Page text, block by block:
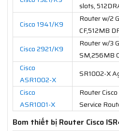
slots,
Cisco 1941/K9
Router w/2
CF,512MB
Cisco 2921/K9
Router w/3
SM,256MB
Cisco
ASR1002-X
SR1002-X
Cisco
ASR1001-X
Router
Service
Bom thiết bị Router Cisco